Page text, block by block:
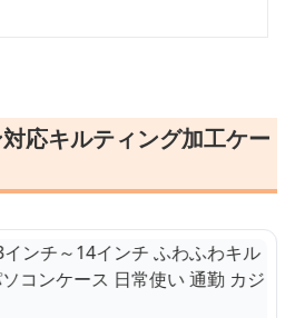
応キルティング加工ケー